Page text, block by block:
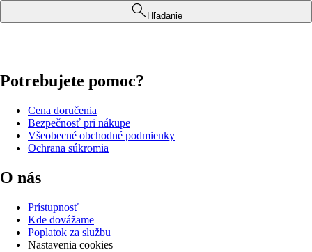
Hľadanie
Potrebujete pomoc?
Cena doručenia
Bezpečnosť pri nákupe
Všeobecné obchodné podmienky
Ochrana súkromia
O nás
Prístupnosť
Kde dovážame
Poplatok za službu
Nastavenia cookies